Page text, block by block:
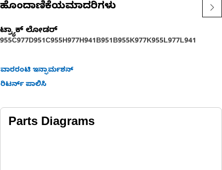
ಹೊಂದಾಣಿಕೆಯಮಾದರಿಗಳು
ಟ್ರ್ಯಾಕ್ ಲೋಡರ್
955C977D951C955H977H941B951B955K977K955L977L941
ವಾರರಂಟಿ ಇನ್ಫಾರ್ಮಶನ್
ರಿಟರ್ನ್ ಪಾಲಿಸಿ
Parts Diagrams